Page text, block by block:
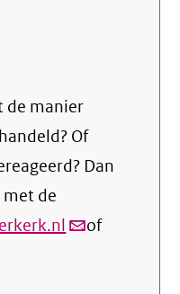
de manier
Of
Dan
de
(link
of